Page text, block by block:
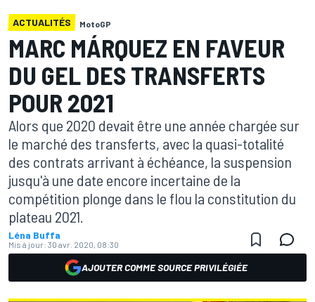
ACTUALITÉS MotoGP
MARC MÁRQUEZ EN FAVEUR
DU GEL DES TRANSFERTS
POUR 2021
Alors que 2020 devait être une année chargée sur
le marché des transferts, avec la quasi-totalité
des contrats arrivant à échéance, la suspension
jusqu'à une date encore incertaine de la
compétition plonge dans le flou la constitution du
plateau 2021.
Léna Buffa
Mis à jour: 30 avr. 2020, 08:30
AJOUTER COMME SOURCE PRIVILÉGIÉE